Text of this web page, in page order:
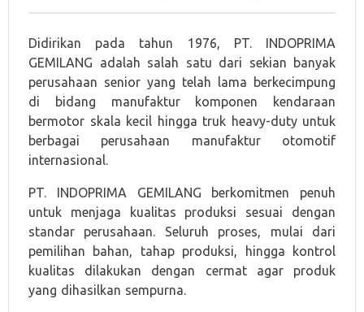
Didirikan pada tahun 1976, PT. INDOPRIMA
GEMILANG adalah salah satu dari sekian banyak
perusahaan senior yang telah lama berkecimpung
di bidang manufaktur komponen kendaraan
bermotor skala kecil hingga truk heavy-duty untuk
berbagai perusahaan manufaktur otomotif
internasional.
PT. INDOPRIMA GEMILANG berkomitmen penuh
untuk menjaga kualitas produksi sesuai dengan
standar perusahaan. Seluruh proses, mulai dari
pemilihan bahan, tahap produksi, hingga kontrol
kualitas dilakukan dengan cermat agar produk
yang dihasilkan sempurna.